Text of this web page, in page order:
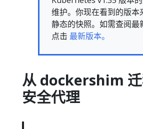
维护。你现在看到的版本
静态的快照。如需查阅最
点击 最新版本。
从 dockershim
安全代理